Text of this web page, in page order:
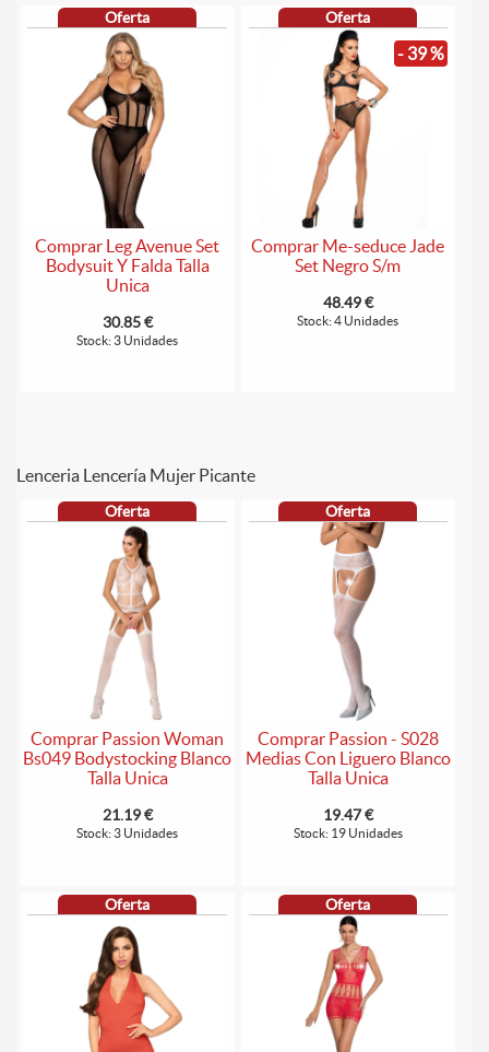
Oferta
Comprar Leg Avenue Set
Bodysuit Y Falda Talla
Unica
30.85 €
Stock: 3 Unidades
Oferta
- 39 %
Comprar Me-seduce Jade
Set Negro S/m
48.49 €
Stock: 4 Unidades
Lenceria Lencería Mujer Picante
Oferta
Comprar Passion Woman
Bs049 Bodystocking Blanco
Talla Unica
21.19 €
Stock: 3 Unidades
Oferta
Comprar Passion - S028
Medias Con Liguero Blanco
Talla Unica
19.47 €
Stock: 19 Unidades
Oferta Oferta